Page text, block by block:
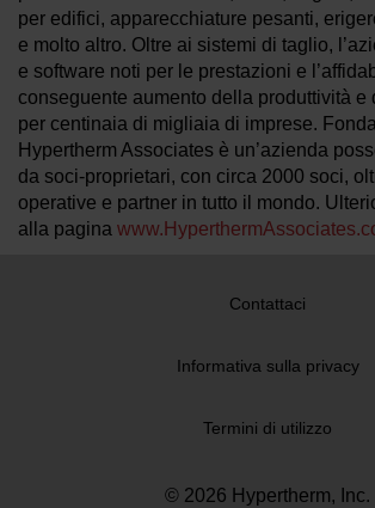
per edifici, apparecchiature pesanti,
e molto altro. Oltre ai sistemi di taglio,
e software noti per le prestazioni e
conseguente aumento della produttività e
per centinaia di migliaia di imprese.
Hypertherm Associates è un’azienda
da soci-proprietari, con circa 2000 soci,
operative e partner in tutto il mondo.
alla pagina
Contattaci
Informativa sulla privacy
Termini di utilizzo
© 2026 Hypertherm, Inc.